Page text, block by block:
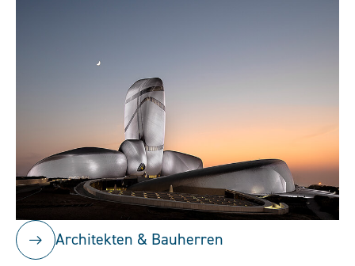
Architekten & Bauherren